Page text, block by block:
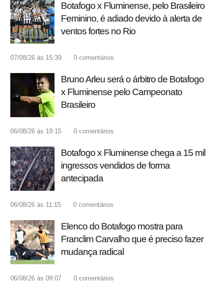
Botafogo x Fluminense, pelo Brasileiro
Feminino, é adiado devido à alerta de
ventos fortes no Rio
07/08/26 às 15:39 0 comentários
Bruno Arleu será o árbitro de Botafogo
x Fluminense pelo Campeonato
Brasileiro
06/08/26 às 19:15 0 comentários
Botafogo x Fluminense chega a 15 mil
ingressos vendidos de forma
antecipada
06/08/26 às 11:15 0 comentários
Elenco do Botafogo mostra para
Franclim Carvalho que é preciso fazer
mudança radical
06/08/26 às 09:07 0 comentários